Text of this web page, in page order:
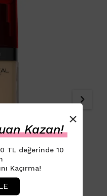
×
Kazan!
TL değerinde 10
Kaçırma!